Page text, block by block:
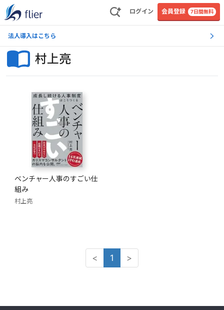
ログイン 会員登録 7日間無料
法人導入はこちら
村上亮
ベンチャー人事のすごい仕
組み
村上亮
< 1 >